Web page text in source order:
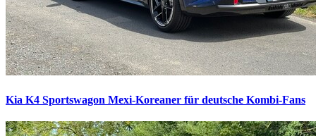
Kia K4 Sportswagon Mexi-Koreaner für deutsche Kombi-Fans